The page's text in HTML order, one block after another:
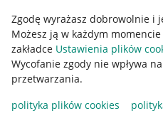
Zgodę wyrażasz dobrowolnie i
Możesz ją w każdym
zakładce Ustawienia plików
Wycofanie zgody nie wpływa
przetwarzania.
polityka plików cookies
Pobierz aplikację